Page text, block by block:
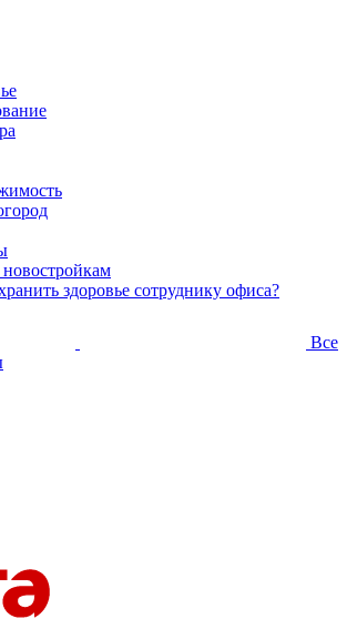
здоровье сотруднику офиса?
Все